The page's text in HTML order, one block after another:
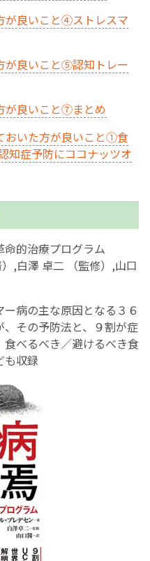
が良いこと④ストレスマ
が良いこと⑤認知トレー
が良いこと⑦まとめ
おいた方が良いこと①食
知症予防にココナッツオ
命的治療プログラム
,白澤 卓二 （監修）,山口
病の主な原因となる３６
その予防法と、９割が症
べるべき／避けるべき食
も収録